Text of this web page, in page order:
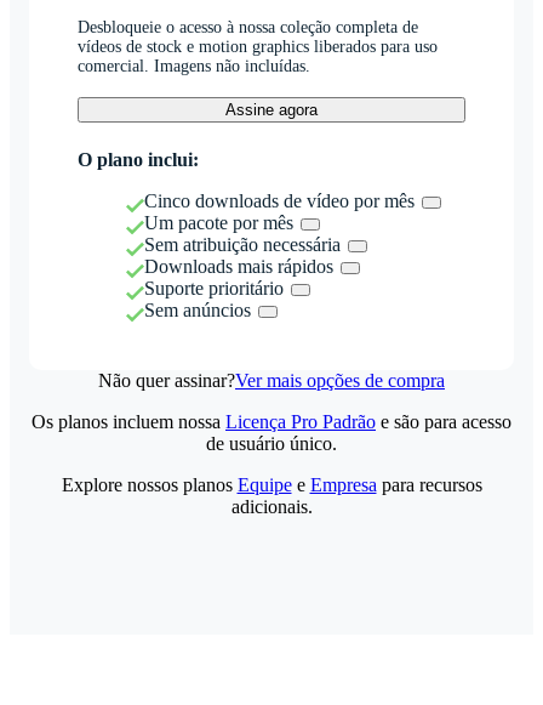
Desbloqueie o acesso à nossa coleção completa de
vídeos de stock e motion graphics liberados para uso
comercial. Imagens não incluídas.
Assine agora
O plano inclui:
Cinco downloads de vídeo por mês
Um pacote por mês
Sem atribuição necessária
Downloads mais rápidos
Suporte prioritário
Sem anúncios
Não quer assinar?Ver mais opções de compra
Os planos incluem nossa Licença Pro Padrão e são para acesso
de usuário único.
Explore nossos planos Equipee Empresa para recursos
adicionais.